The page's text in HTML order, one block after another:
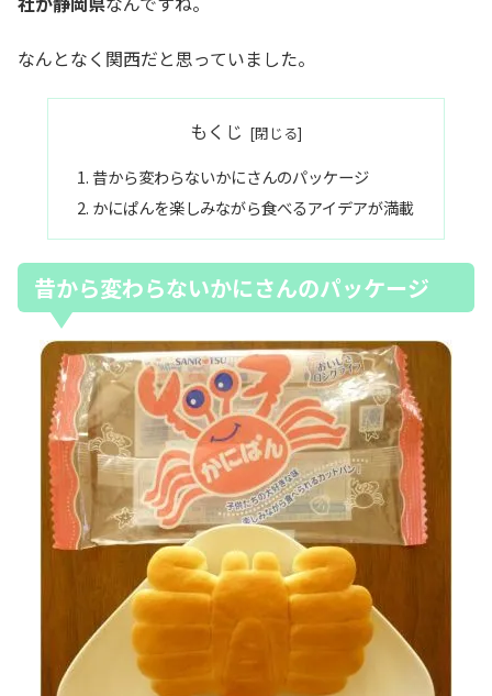
なんとなく関西だと思っていました。
もくじ
昔から変わらないかにさんのパッケージ
かにぱんを楽しみながら食べるアイデアが満載
昔から変わらないかにさんのパッケージ